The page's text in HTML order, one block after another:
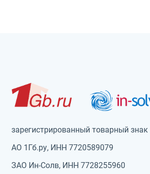
зарегистрированный товарный знак
АО 1Гб.ру, ИНН 7720589079
ЗАО Ин-Солв, ИНН 7728255960